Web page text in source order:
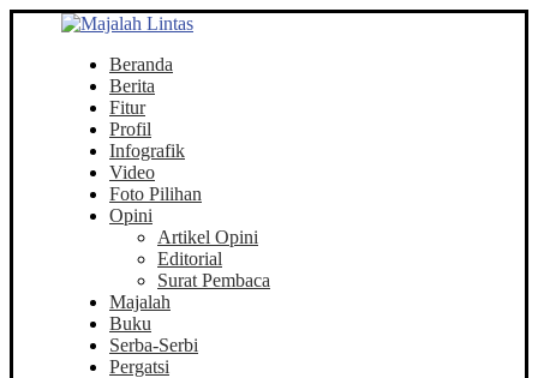
Beranda
Berita
Fitur
Profil
Infografik
Video
Foto Pilihan
Opini
Artikel Opini
Editorial
Surat Pembaca
Majalah
Buku
Serba-Serbi
Pergatsi